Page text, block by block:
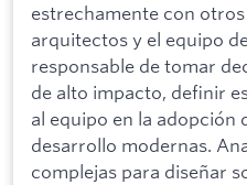
estrechamente con
arquitectos y el equipo
responsable de tomar
de alto impacto, definir
al equipo en la adopción
desarrollo modernas.
complejas para diseñar